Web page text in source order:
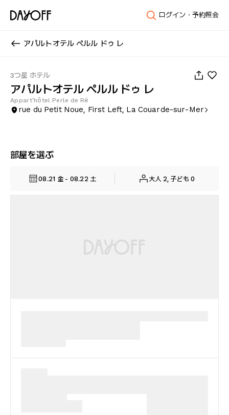
ログイン・予約照会
アパルトオテル ペルル ドゥ レ
3つ星 ホテル
アパルトオテル ペルル ドゥ レ
Appart'hôtel Perle de Ré
rue du Petit Noue, First Left, La Couarde-sur-Mer
部屋を選ぶ
08.21 金 - 08.22 土 大人 2, 子ども 0